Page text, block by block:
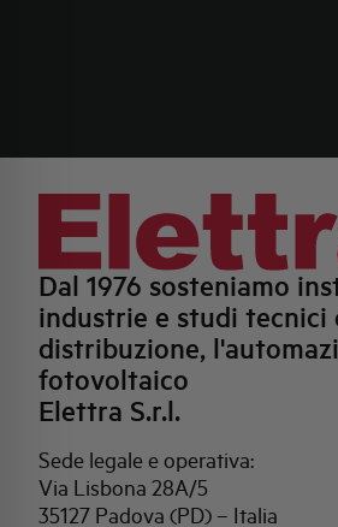
Dal 1976 sosteniamo
industrie e studi tecnici
distribuzione,
fotovoltaico
Elettra S.r.l.
Sede legale e operativa:
Via Lisbona 28A/5
35127 Padova (PD) – Italia